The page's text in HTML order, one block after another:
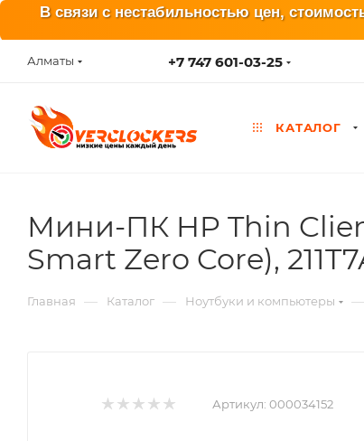
В связи с нестабильностью цен,
Алматы +7 747 601-03-25
КАТАЛОГ
Мини-ПК HP Thin
Smart Zero Core),
Главная — Каталог — Ноутбуки и компьютеры —
Артикул: 000034152